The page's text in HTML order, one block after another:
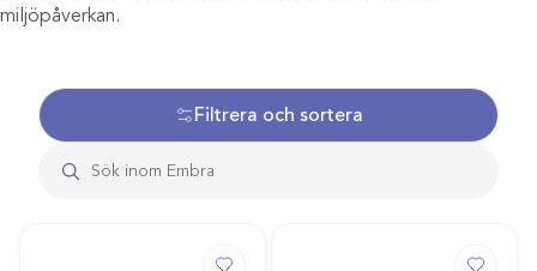
miljöpåverkan.
Filtrera och sortera